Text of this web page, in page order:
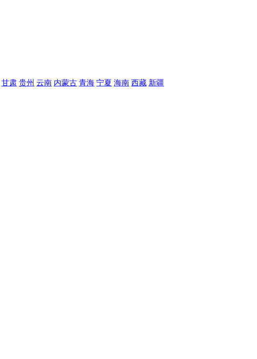
甘肃 贵州 云南 内蒙古 青海 宁夏 海南 西藏 新疆